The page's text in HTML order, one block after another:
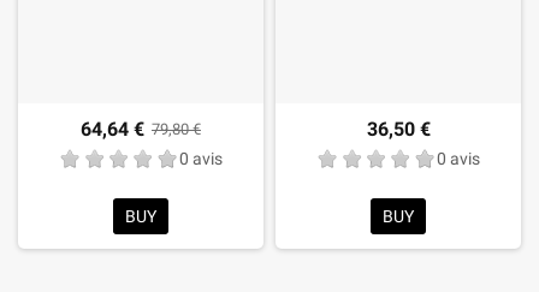
64,64 € 79,80 €
0 avis
BUY
36,50 €
0 avis
BUY